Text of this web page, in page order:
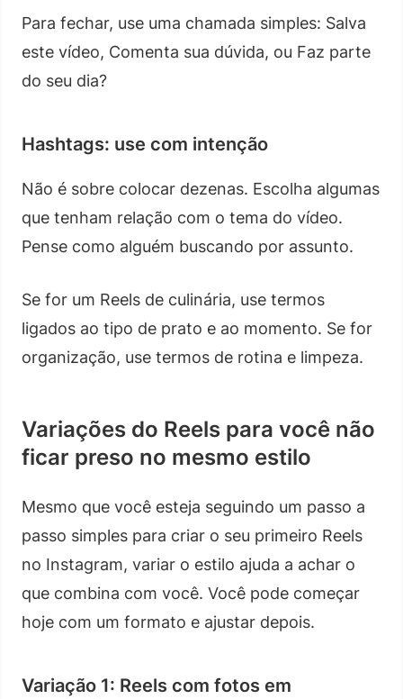
Para fechar, use uma chamada simples: Salva
este vídeo, Comenta sua dúvida, ou Faz parte
do seu dia?
Hashtags: use com intenção
Não é sobre colocar dezenas. Escolha algumas
que tenham relação com o tema do vídeo.
Pense como alguém buscando por assunto.
Se for um Reels de culinária, use termos
ligados ao tipo de prato e ao momento. Se for
organização, use termos de rotina e limpeza.
Variações do Reels para você não
ficar preso no mesmo estilo
Mesmo que você esteja seguindo um passo a
passo simples para criar o seu primeiro Reels
no Instagram, variar o estilo ajuda a achar o
que combina com você. Você pode começar
hoje com um formato e ajustar depois.
Variação 1: Reels com fotos em